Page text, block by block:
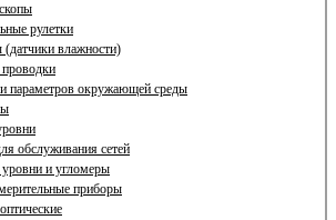
рулетки
влажности)
параметров окружающей среды
обслуживания сетей
и угломеры
приборы